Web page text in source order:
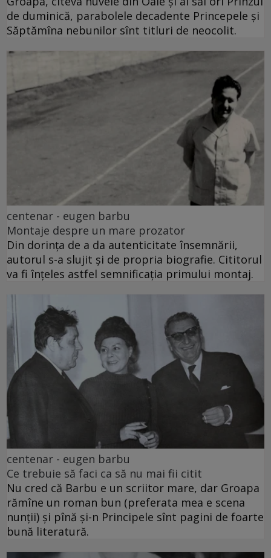
de duminică, parabolele decadente Princepele și
Săptămîna nebunilor sînt titluri de neocolit.
centenar - eugen barbu
Montaje despre un mare prozator
Din dorința de a da autenticitate însemnării,
autorul s-a slujit și de propria biografie. Cititorul
va fi înțeles astfel semnificația primului montaj.
centenar - eugen barbu
Ce trebuie să faci ca să nu mai fii citit
Nu cred că Barbu e un scriitor mare, dar Groapa
rămîne un roman bun (preferata mea e scena
nunții) și pînă și-n Principele sînt pagini de foarte
bună literatură.